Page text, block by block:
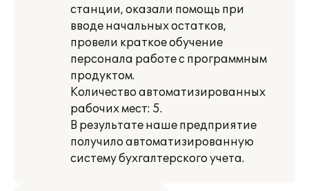
станции, оказали помощь при
вводе начальных остатков,
провели краткое обучение
персонала работе с программным
продуктом.
Количество автоматизированных
рабочих мест: 5.
В результате наше предприятие
получило автоматизированную
систему бухгалтерского учета.